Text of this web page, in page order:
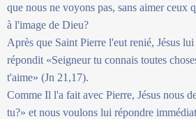
que nous ne voyons pas, sans aimer ceux
à l'image de Dieu?
Après que Saint Pierre l'eut renié, Jésus
répondit «Seigneur tu connais toutes
t'aime» (Jn 21,17).
Comme Il l'a fait avec Pierre, Jésus nous
tu?» et nous voulons lui répondre